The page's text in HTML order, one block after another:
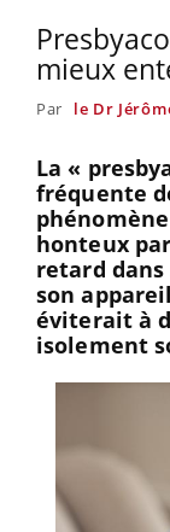
mieux
Par le Dr
La «
fréquente
honteux
retard dans
son
éviterait à
isolement